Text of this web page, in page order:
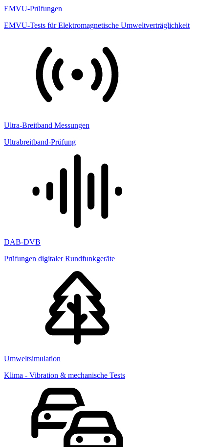
EMVU-Prüfungen
EMVU-Tests für Elektromagnetische Umweltverträglichkeit
Ultra-Breitband Messungen
Ultrabreitband-Prüfung
DAB-DVB
Prüfungen digitaler Rundfunkgeräte
Umweltsimulation
Klima - Vibration & mechanische Tests